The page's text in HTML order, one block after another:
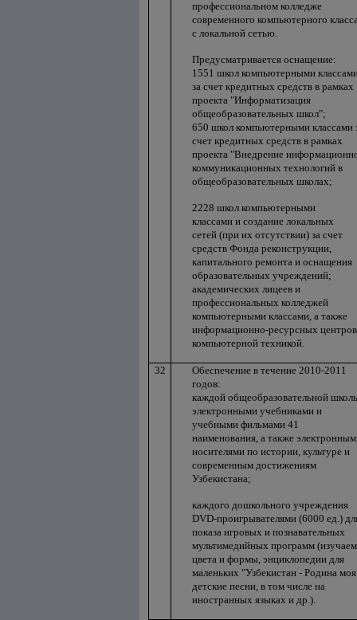
профессиональном колледже
современного компьютерного
с локальной сетью.
Предусматривается оснащение:
1551 школ компьютерными
за счет кредитных средств в рамках
проекта "Информатизация
общеобразовательных школ";
650 школ компьютерными классами
счет кредитных средств в рамках
проекта "Внедрение
коммуникационных технологий в
общеобразовательных школах;
2228 школ компьютерными
классами и создание локальных
сетей (при их отсутствии) за счет
средств Фонда реконструкции,
капитального ремонта и оснащения
образовательных учреждений;
академических лицеев и
профессиональных колледжей
компьютерными классами, а также
информационно-ресурсных
компьютерной техникой.
32
Обеспечение в течение 2010-2011
годов:
каждой общеобразовательной
электронными учебниками и
учебными фильмами 41
наименования, а также
носителями по истории, культуре и
современным достижениям
Узбекистана;
каждого дошкольного учреждения
DVD-проигрывателями (6000 ед.)
показа игровых и познавательных
мультимедийных программ (изучаем
цвета и формы, энциклопедии для
маленьких "Узбекистан - Родина
детские песни, в том числе на
иностранных языках и др.).